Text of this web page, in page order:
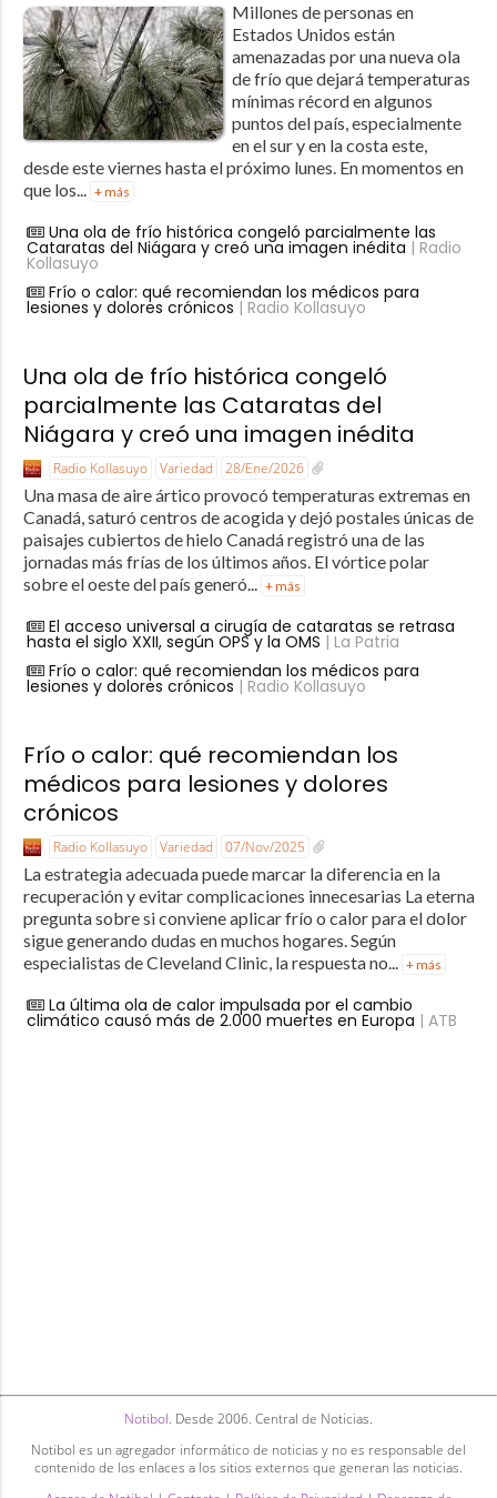
Millones de personas en
Estados Unidos están
amenazadas por una nueva ola
de frío que dejará temperaturas
mínimas récord en algunos
puntos del país, especialmente
en el sur y en la costa este,
desde este viernes hasta el próximo lunes. En momentos en
que los... + más
Una ola de frío histórica congeló parcialmente las
Cataratas del Niágara y creó una imagen inédita | Radio
Kollasuyo
Frío o calor: qué recomiendan los médicos para
lesiones y dolores crónicos | Radio Kollasuyo
Una ola de frío histórica congeló
parcialmente las Cataratas del
Niágara y creó una imagen inédita
Radio Kollasuyo Variedad 28/Ene/2026
Una masa de aire ártico provocó temperaturas extremas en
Canadá, saturó centros de acogida y dejó postales únicas de
paisajes cubiertos de hielo Canadá registró una de las
jornadas más frías de los últimos años. El vórtice polar
sobre el oeste del país generó... + más
El acceso universal a cirugía de cataratas se retrasa
hasta el siglo XXII, según OPS y la OMS | La Patria
Frío o calor: qué recomiendan los médicos para
lesiones y dolores crónicos | Radio Kollasuyo
Frío o calor: qué recomiendan los
médicos para lesiones y dolores
crónicos
Radio Kollasuyo Variedad 07/Nov/2025
La estrategia adecuada puede marcar la diferencia en la
recuperación y evitar complicaciones innecesarias La eterna
pregunta sobre si conviene aplicar frío o calor para el dolor
sigue generando dudas en muchos hogares. Según
especialistas de Cleveland Clinic, la respuesta no... + más
La última ola de calor impulsada por el cambio
climático causó más de 2.000 muertes en Europa | ATB
Notibol. Desde 2006. Central de Noticias.
Notibol es un agregador informático de noticias y no es responsable del
contenido de los enlaces a los sitios externos que generan las noticias.